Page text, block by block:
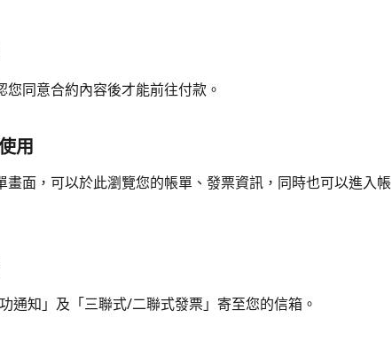
同意合約內容後才能前往付款。
用
畫面，可以於此瀏覽您的帳單、發票資訊，同時也可以進入帳
通知」及「三聯式/二聯式發票」寄至您的信箱。